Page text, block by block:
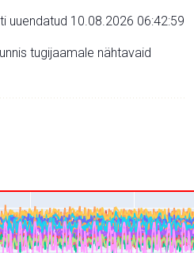
uuendatud 10.08.2026 06:42:59
tugijaamale nähtavaid